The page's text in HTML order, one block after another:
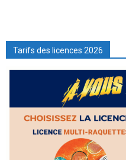
Tarifs des licences 2026